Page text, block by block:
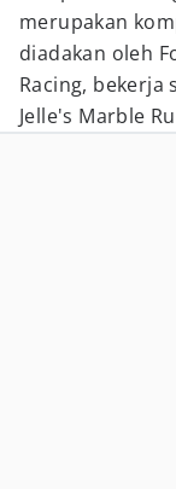
merupakan
diadakan oleh
Racing, bekerja
Jelle's Marble